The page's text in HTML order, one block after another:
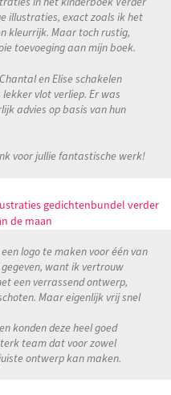
illustraties, exact zoals ik het
kleurrijk. Maar toch rustig,
toevoeging aan mijn boek.
en Elise schakelen
vlot verliep. Er was
advies op basis van hun
voor jullie fantastische werk!
gedichtenbundel verder
de maan
logo te maken voor één van
want ik vertrouw
een verrassend ontwerp,
Maar eigenlijk vrij snel
konden deze heel goed
team dat voor zowel
ontwerp kan maken.